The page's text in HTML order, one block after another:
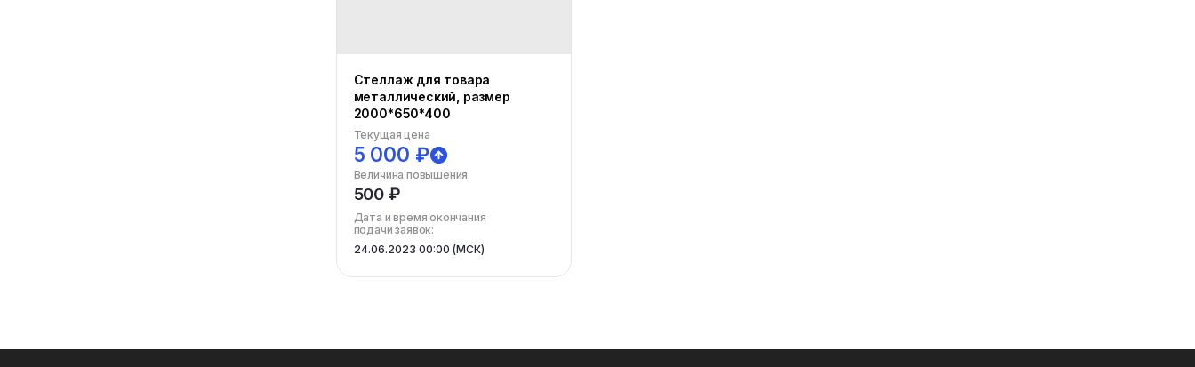
Стеллаж для товара
металлический, размер
2000*650*400
Текущая цена
5 000 ₽
Величина повышения
500 ₽
Дата и время окончания
подачи заявок:
24.06.2023 00:00 (МСК)